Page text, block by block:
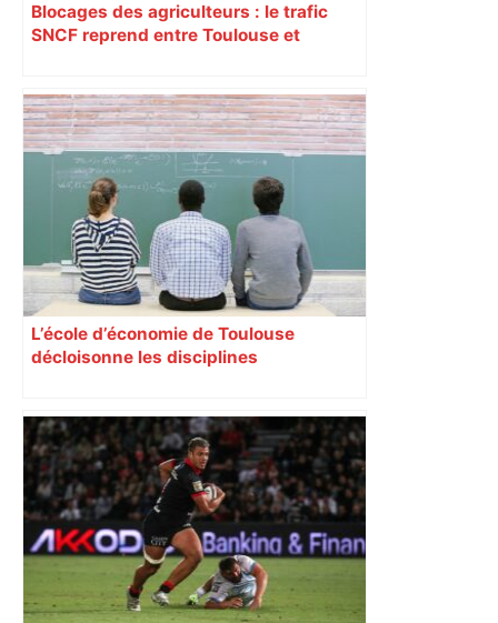
Blocages des agriculteurs : le trafic
SNCF reprend entre Toulouse et
L’école d’économie de Toulouse
décloisonne les disciplines
régulièrement autour d’un projet
commun. Leur but : comprendre les
comportements de l’homme
contemporain.